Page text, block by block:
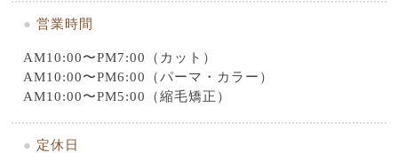
● 営業時間
AM10:00〜PM7:00（カット）
AM10:00〜PM6:00（パーマ・カラー）
AM10:00〜PM5:00（縮毛矯正）
● 定休日